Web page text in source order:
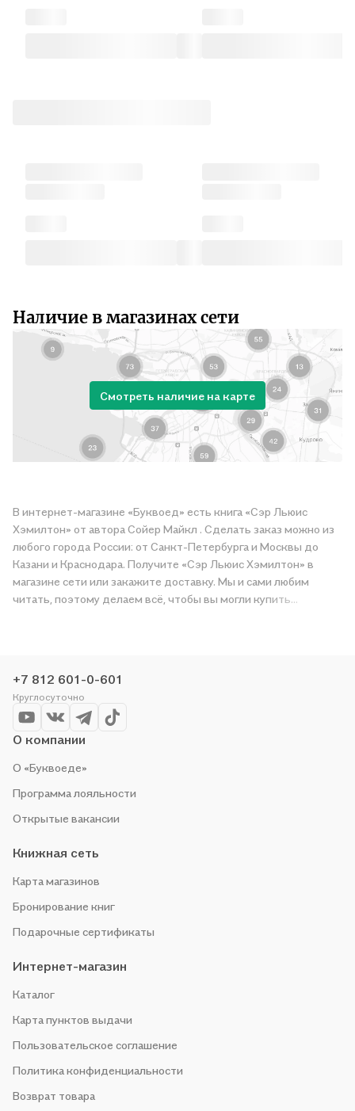
Наличие в магазинах сети
Смотреть наличие на карте
В интернет-магазине «Буквоед» есть книга «Сэр Льюис
Хэмилтон» от автора Сойер Майкл . Сделать заказ можно из
любого города России: от Санкт-Петербурга и Москвы до
Казани и Краснодара. Получите «Сэр Льюис Хэмилтон» в
магазине сети или закажите доставку. Мы и сами любим
читать, поэтому делаем всё, чтобы вы могли купить
+7 812 601-0-601
Круглосуточно
О компании
О «Буквоеде»
Программа лояльности
Открытые вакансии
Книжная сеть
Карта магазинов
Бронирование книг
Подарочные сертификаты
Интернет-магазин
Каталог
Карта пунктов выдачи
Пользовательское соглашение
Политика конфиденциальности
Возврат товара